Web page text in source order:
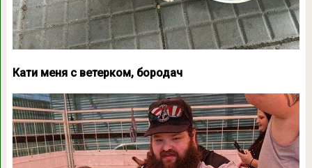
Кати меня с ветерком, бородач